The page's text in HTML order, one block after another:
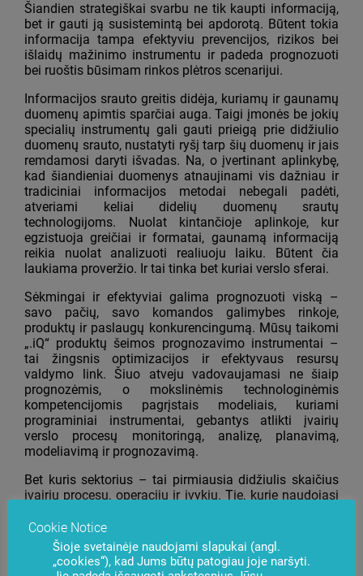
Šiandien strategiškai svarbu ne tik kaupti informaciją,
bet ir gauti ją susistemintą bei apdorotą. Būtent tokia
informacija tampa efektyviu prevencijos, rizikos bei
išlaidų mažinimo instrumentu ir padeda prognozuoti
bei ruoštis būsimam rinkos plėtros scenarijui.
Informacijos srauto greitis didėja, kuriamų ir gaunamų
duomenų apimtis sparčiai auga. Taigi įmonės be jokių
specialių instrumentų gali gauti prieigą prie didžiulio
duomenų srauto, nustatyti ryšį tarp šių duomenų ir jais
remdamosi daryti išvadas. Na, o įvertinant aplinkybę,
kad šiandieniai duomenys atnaujinami vis dažniau ir
tradiciniai informacijos metodai nebegali padėti,
atveriami keliai didelių duomenų srautų
technologijoms. Nuolat kintančioje aplinkoje, kur
egzistuoja greičiai ir formatai, gaunamą informaciją
reikia nuolat analizuoti realiuoju laiku. Būtent čia
laukiama proveržio. Ir tai tinka bet kuriai verslo sferai.
Sėkmingai ir efektyviai galima prognozuoti viską –
savo pačių, savo komandos galimybes rinkoje,
produktų ir paslaugų konkurencingumą. Mūsų taikomi
„.iQ“ produktų šeimos prognozavimo instrumentai –
tai žingsnis optimizacijos ir efektyvaus resursų
valdymo link. Šiuo atveju vadovaujamasi ne šiaip
prognozėmis, o mokslinėmis technologinėmis
kompetencijomis pagrįstais modeliais, kuriami
programiniai instrumentai, gebantys atlikti įvairių
verslo procesų monitoringą, analizę, planavimą,
modeliavimą ir prognozavimą.
Bet kuris sektorius – tai pirmiausia didžiulis skaičius
įvairių procesų, operacijų ir įvykių. Tie, kurie naudojasi
individualių kliento poreikių sąrašą ir praktinių
rekomendacijų, kaip optimizuoti verslo procesus, kur
esama kokių nors kliūčių. Visgi sprendimus bet kuriuo
atveju priima pats žmogus, o duomenų saugojimo
Cookie Notice
Šioje svetainėje naudojami slapukai (angl.
„cookies“), kad Jums būtų patogiau joje naršyti.